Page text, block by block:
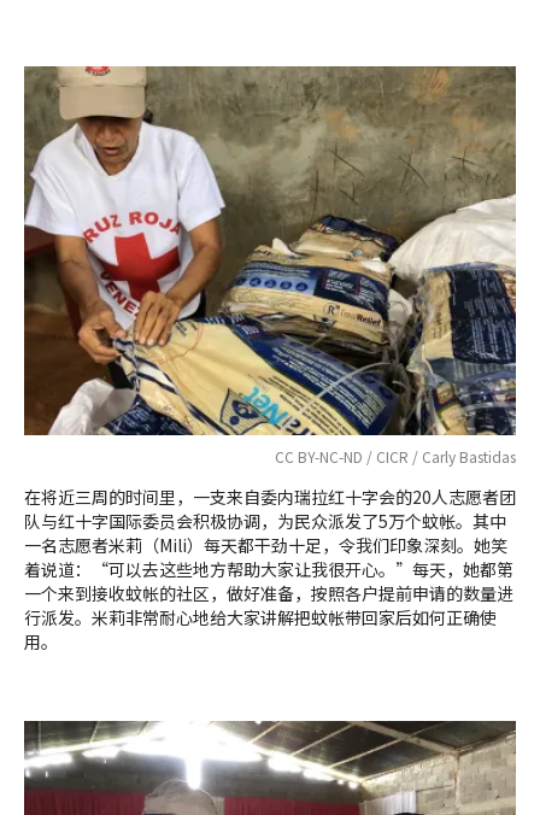
CC BY-NC-ND / CICR / Carly Bastidas
在将近三周的时间里，一支来自委内瑞拉红十字会的20人志愿者团
队与红十字国际委员会积极协调，为民众派发了5万个蚊帐。其中
一名志愿者米莉（Mili）每天都干劲十足，令我们印象深刻。她笑
着说道：“可以去这些地方帮助大家让我很开心。”每天，她都第
一个来到接收蚊帐的社区，做好准备，按照各户提前申请的数量进
行派发。米莉非常耐心地给大家讲解把蚊帐带回家后如何正确使
用。